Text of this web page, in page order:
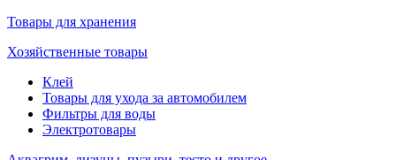
Товары для хранения
Хозяйственные товары
Клей
Товары для ухода за автомобилем
Фильтры для воды
Электротовары